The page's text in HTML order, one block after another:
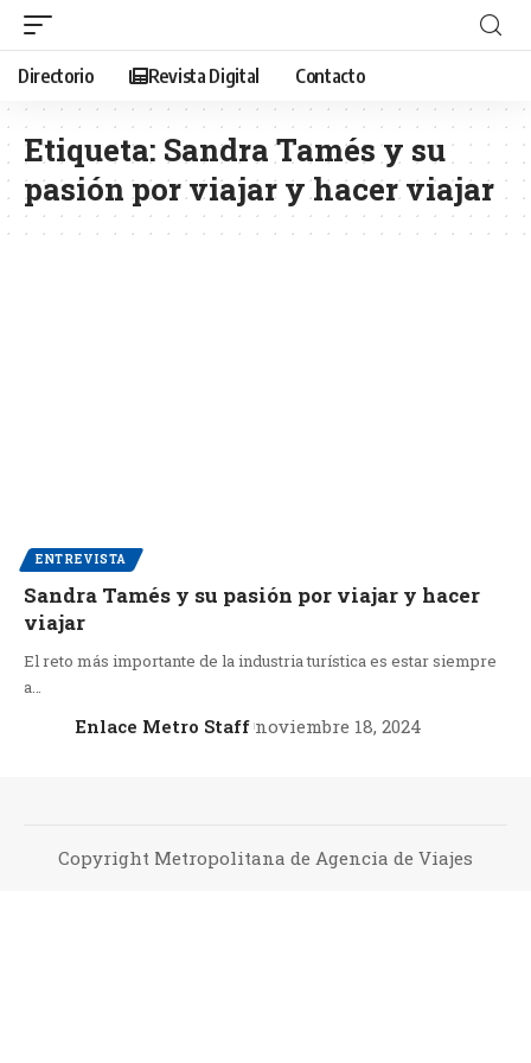
Directorio Revista Digital Contacto
Etiqueta: Sandra Tamés y su
pasión por viajar y hacer viajar
ENTREVISTA
Sandra Tamés y su pasión por viajar y hacer
viajar
El reto más importante de la industria turística es estar siempre
a…
Enlace Metro Staff noviembre 18, 2024
Copyright Metropolitana de Agencia de Viajes